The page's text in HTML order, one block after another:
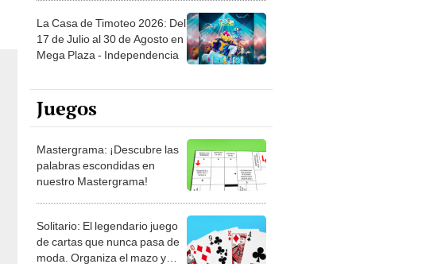
La Casa de Timoteo 2026: Del
17 de Julio al 30 de Agosto en
Mega Plaza - Independencia
Juegos
Mastergrama: ¡Descubre las
palabras escondidas en
nuestro Mastergrama!
Solitario: El legendario juego
de cartas que nunca pasa de
moda. Organiza el mazo y